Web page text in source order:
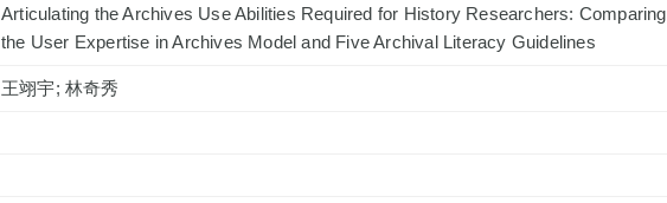
Articulating the Archives Use Abilities Required for History Researchers: Comparing
the User Expertise in Archives Model and Five Archival Literacy Guidelines
王翊宇; 林奇秀